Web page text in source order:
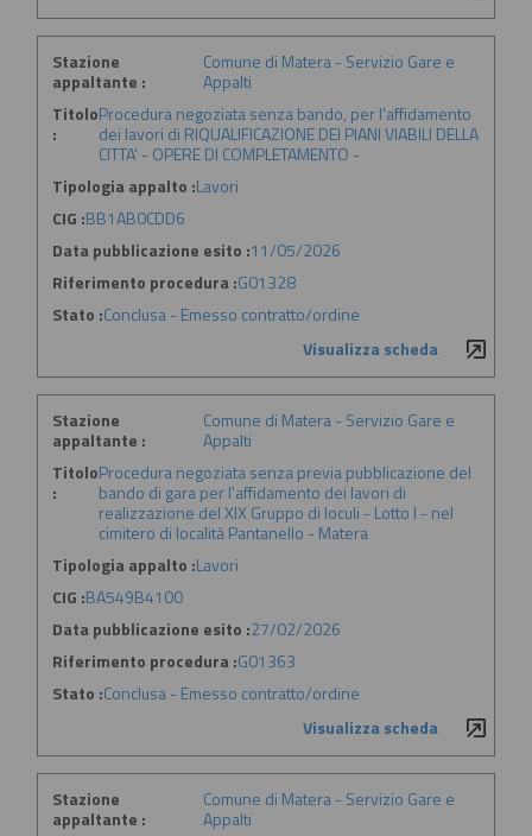
Stazione
appaltante :
Comune di Matera - Servizio Gare e
Appalti
Titolo
:
Procedura negoziata senza bando, per l'affidamento
dei lavori di RIQUALIFICAZIONE DEI PIANI VIABILI DELLA
CITTA' - OPERE DI COMPLETAMENTO -
Tipologia appalto :Lavori
CIG :BB1AB0CDD6
Data pubblicazione esito :11/05/2026
Riferimento procedura :G01328
Stato :Conclusa - Emesso contratto/ordine
Visualizza scheda
Stazione
appaltante :
Comune di Matera - Servizio Gare e
Appalti
Titolo
:
Procedura negoziata senza previa pubblicazione del
bando di gara per l'affidamento dei lavori di
realizzazione del XIX Gruppo di loculi - Lotto I - nel
cimitero di località Pantanello - Matera
Tipologia appalto :Lavori
CIG :BA549B4100
Data pubblicazione esito :27/02/2026
Riferimento procedura :G01363
Stato :Conclusa - Emesso contratto/ordine
Visualizza scheda
Stazione
appaltante :
Comune di Matera - Servizio Gare e
Appalti